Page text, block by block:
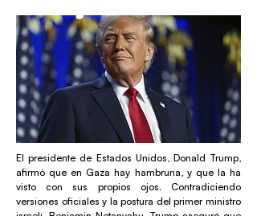
El presidente de Estados Unidos, Donald Trump,
afirmó que en Gaza hay hambruna, y que la ha
visto con sus propios ojos. Contradiciendo
versiones oficiales y la postura del primer ministro